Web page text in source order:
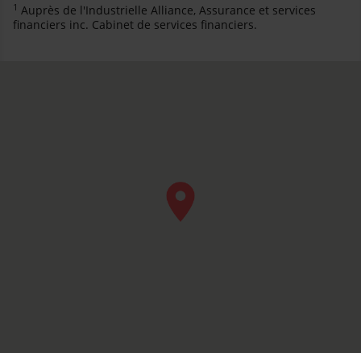
1 Auprès de l'Industrielle Alliance, Assurance et services
financiers inc. Cabinet de services financiers.